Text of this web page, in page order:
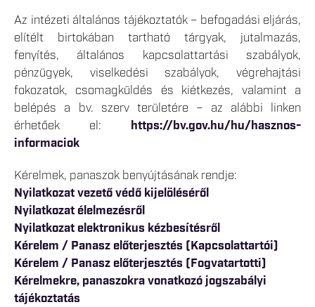
Az intézeti általános tájékoztatók – befogadási eljárás,
elítélt birtokában tartható tárgyak, jutalmazás,
fenyítés, általános kapcsolattartási szabályok,
pénzügyek, viselkedési szabályok, végrehajtási
fokozatok, csomagküldés és kiétkezés, valamint a
belépés a bv. szerv területére – az alábbi linken
érhetőek el: https://bv.gov.hu/hu/hasznos-
informaciok
Kérelmek, panaszok benyújtásának rendje:
Nyilatkozat vezető védő kijelöléséről
Nyilatkozat élelmezésről
Nyilatkozat elektronikus kézbesítésről
Kérelem / Panasz előterjesztés (Kapcsolattartói)
Kérelem / Panasz előterjesztés (Fogvatartotti)
Kérelmekre, panaszokra vonatkozó jogszabályi
tájékoztatás